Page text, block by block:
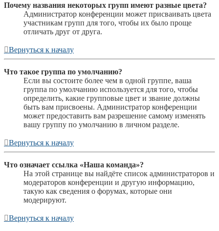
Почему названия некоторых групп имеют разные цвета?
Администратор конференции может присваивать цвета
участникам групп для того, чтобы их было проще
отличать друг от друга.
Вернуться к началу
Что такое группа по умолчанию?
Если вы состоите более чем в одной группе, ваша
группа по умолчанию используется для того, чтобы
определить, какие групповые цвет и звание должны
быть вам присвоены. Администратор конференции
может предоставить вам разрешение самому изменять
вашу группу по умолчанию в личном разделе.
Вернуться к началу
Что означает ссылка «Наша команда»?
На этой странице вы найдёте список администраторов и
модераторов конференции и другую информацию,
такую как сведения о форумах, которые они
модерируют.
Вернуться к началу